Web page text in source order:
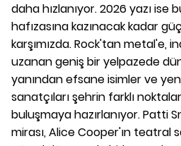
daha hızlanıyor. 2026 yazı
hafızasına kazınacak kadar
karşımızda. Rock'tan metal'e,
uzanan geniş bir yelpazede
yanından efsane isimler ve
sanatçıları şehrin farklı
buluşmaya hazırlanıyor. Patti
mirası, Alice Cooper'ın teatral